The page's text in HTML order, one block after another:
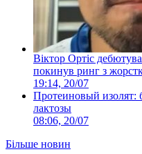
Віктор Ортіс
покинув ринг з
19:14, 20/07
Протеиновый изолят:
лактозы
08:06, 20/07
Більше новин